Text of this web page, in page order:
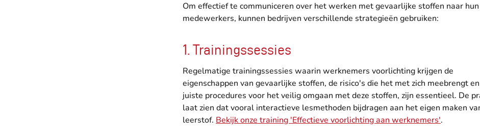
Om effectief te communiceren over het werken met gevaarlijke stoffen naar hun
medewerkers, kunnen bedrijven verschillende strategieën gebruiken:
1. Trainingssessies
Regelmatige trainingssessies waarin werknemers voorlichting krijgen de
eigenschappen van gevaarlijke stoffen, de risico's die het met zich meebrengt
juiste procedures voor het veilig omgaan met deze stoffen, zijn essentieel. De
laat zien dat vooral interactieve lesmethoden bijdragen aan het eigen maken
leerstof. Bekijk onze training 'Effectieve voorlichting aan werknemers'.